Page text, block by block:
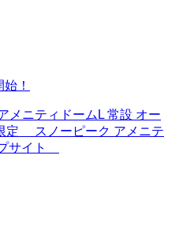
！
ニティドームL 常設 オー
定 スノーピーク アメニテ
サイト